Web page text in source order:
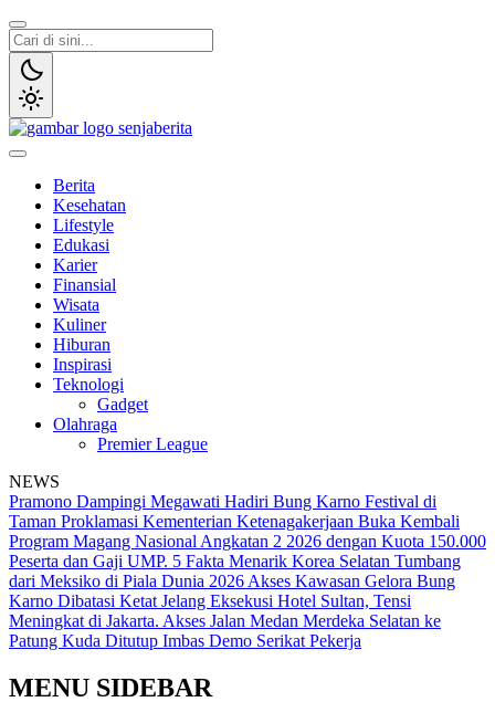
Lewati
ke
konten
Berita
Kesehatan
Lifestyle
Edukasi
Karier
Finansial
Wisata
Kuliner
Hiburan
Inspirasi
Teknologi
Gadget
Olahraga
Premier League
NEWS
Pramono Dampingi Megawati Hadiri Bung Karno Festival di
Taman Proklamasi Kementerian Ketenagakerjaan Buka Kembali
Program Magang Nasional Angkatan 2 2026 dengan Kuota 150.000
Peserta dan Gaji UMP. 5 Fakta Menarik Korea Selatan Tumbang
dari Meksiko di Piala Dunia 2026 Akses Kawasan Gelora Bung
Karno Dibatasi Ketat Jelang Eksekusi Hotel Sultan, Tensi
Meningkat di Jakarta. Akses Jalan Medan Merdeka Selatan ke
Patung Kuda Ditutup Imbas Demo Serikat Pekerja
MENU SIDEBAR